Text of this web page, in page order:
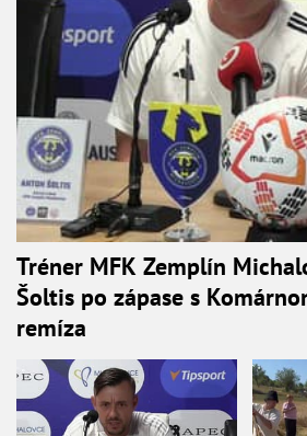
Tréner MFK Zemplín
Šoltis po zápase s
remíza